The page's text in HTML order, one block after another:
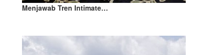
Menjawab Tren Intimate…